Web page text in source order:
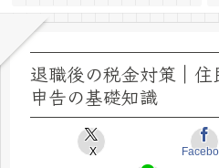
退職後の税金対策｜
申告の基礎知識
X